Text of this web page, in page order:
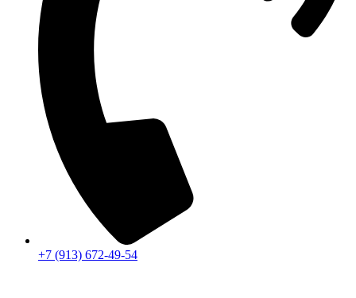
+7 (913) 672-49-54